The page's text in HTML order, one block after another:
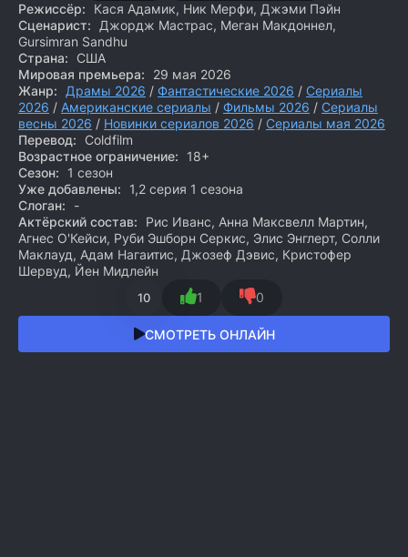
Режиссёр:
Кася Адамик, Ник Мерфи, Джэми Пэйн
Сценарист:
Джордж Мастрас, Меган Макдоннел,
Gursimran Sandhu
Страна:
США
Мировая премьера:
29 мая 2026
Жанр:
Драмы 2026 / Фантастические 2026 / Сериалы
2026 / Американские сериалы / Фильмы 2026 / Сериалы
весны 2026 / Новинки сериалов 2026 / Сериалы мая 2026
Перевод:
Coldfilm
Возрастное ограничение:
18+
Сезон:
1 сезон
Уже добавлены:
1,2 серия 1 сезона
Слоган:
-
Актёрский состав:
Рис Иванс, Анна Максвелл Мартин,
Агнес О'Кейси, Руби Эшборн Серкис, Элис Энглерт, Солли
Маклауд, Адам Нагаитис, Джозеф Дэвис, Кристофер
Шервуд, Йен Мидлейн
10 1 0
СМОТРЕТЬ ОНЛАЙН